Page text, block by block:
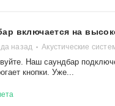
включается на
назад Акустические
Наш саундбар
кнопки. Уже...